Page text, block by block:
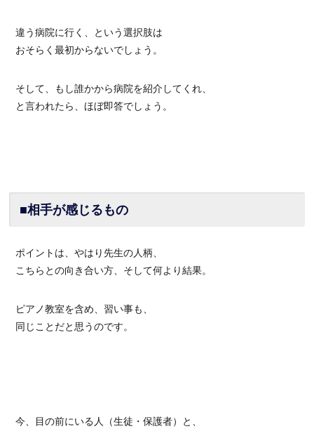
違う病院に行く、という選択肢は
おそらく最初からないでしょう。
そして、もし誰かから病院を紹介してくれ、
と言われたら、ほぼ即答でしょう。
■相手が感じるもの
ポイントは、やはり先生の人柄、
こちらとの向き合い方、そして何より結果。
ピアノ教室を含め、習い事も、
同じことだと思うのです。
今、目の前にいる人（生徒・保護者）と、